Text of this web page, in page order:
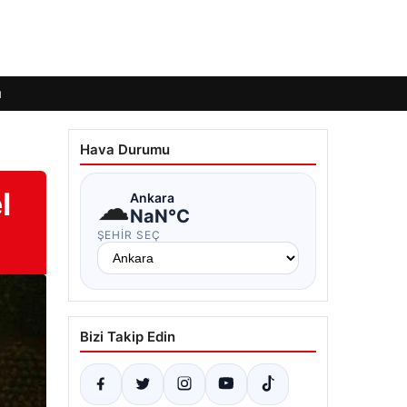
Hava Durumu
☁Ankara
NaN°C
ŞEHIR SEÇ
Bizi Takip Edin